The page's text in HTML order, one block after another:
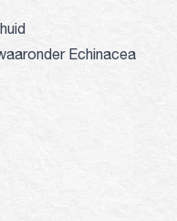
Echinacea